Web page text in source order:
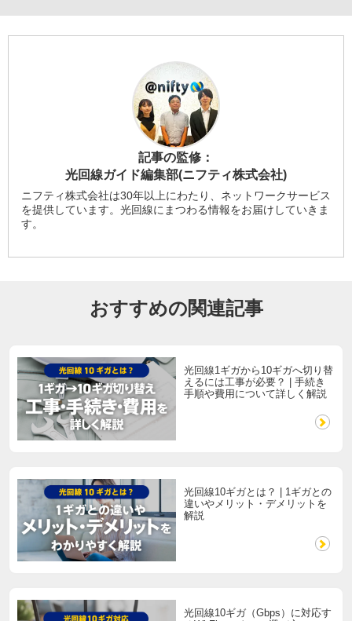
記事の監修：
光回線ガイド編集部(ニフティ株式会社)
ニフティ株式会社は30年以上にわたり、ネットワークサービス
を提供しています。光回線にまつわる情報をお届けしていきま
す。
おすすめの関連記事
光回線1ギガから10ギガへ切り替
えるには工事が必要？ | 手続き
手順や費用について詳しく解説
光回線10ギガとは？ | 1ギガとの
違いやメリット・デメリットを
解説
光回線10ギガ（Gbps）に対応す